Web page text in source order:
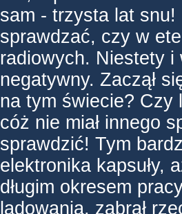
sam - trzysta lat snu!
sprawdzać, czy w
radiowych. Niestety i
negatywny. Zaczął
na tym świecie? Czy
cóż nie miał innego
sprawdzić! Tym
elektronika kapsuły,
długim okresem
lądowania, zabrał